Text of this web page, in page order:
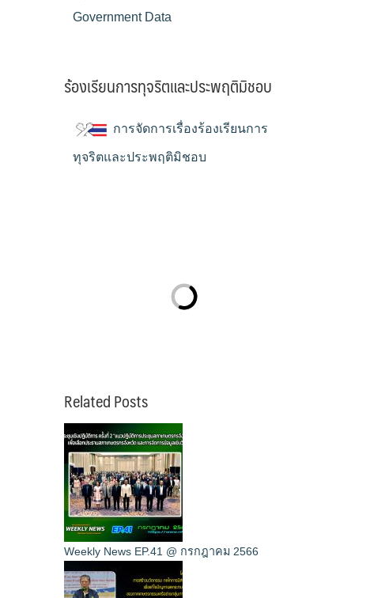
Government Data
ร้องเรียนการทุจริตและประพฤติมิชอบ
การจัดการเรื่องร้องเรียนการ
ทุจริตและประพฤติมิชอบ
Related Posts
Weekly News EP.41 @ กรกฎาคม 2566